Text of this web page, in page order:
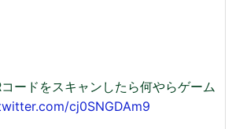
ードをスキャンしたら何やらゲーム
cj0SNGDAm9